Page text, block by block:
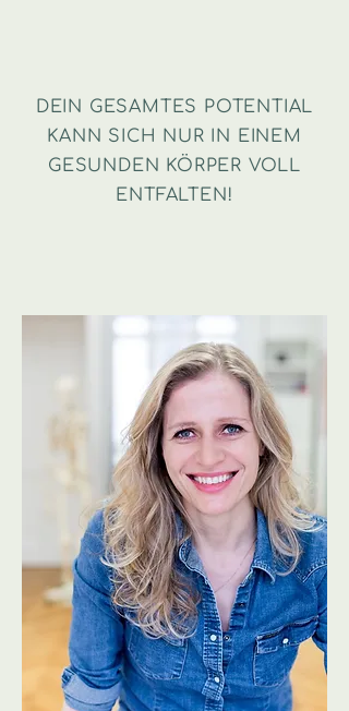
DEIN GESAMTES POTENTIAL
KANN SICH NUR IN EINEM
GESUNDEN KÖRPER VOLL
ENTFALTEN!